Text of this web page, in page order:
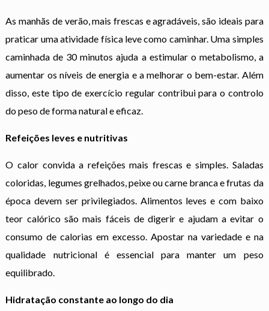
As manhãs de verão, mais frescas e agradáveis, são ideais para
praticar uma atividade física leve como caminhar. Uma simples
caminhada de 30 minutos ajuda a estimular o metabolismo, a
aumentar os níveis de energia e a melhorar o bem-estar. Além
disso, este tipo de exercício regular contribui para o controlo
do peso de forma natural e eficaz.
Refeições leves e nutritivas
O calor convida a refeições mais frescas e simples. Saladas
coloridas, legumes grelhados, peixe ou carne branca e frutas da
época devem ser privilegiados. Alimentos leves e com baixo
teor calórico são mais fáceis de digerir e ajudam a evitar o
consumo de calorias em excesso. Apostar na variedade e na
qualidade nutricional é essencial para manter um peso
equilibrado.
Hidratação constante ao longo do dia